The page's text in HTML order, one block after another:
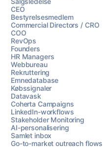
CEO
Bestyrelsesmedlem
Commercial Directors / CRO
COO
RevOps
Founders
HR Managers
Webbureau
Rekruttering
Emnedatabase
Købssignaler
Datavask
Coherta Campaigns
LinkedIn-workflows
Stakeholder Monitoring
AI-personalisering
Samlet inbox
Go-to-market outreach flows